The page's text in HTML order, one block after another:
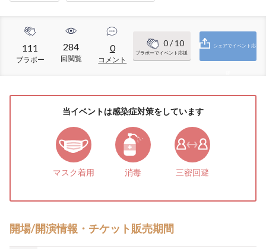
111
ブラボー
284
回閲覧
0
コメント
0/ 10
ブラボーでイベント応援
シェアでイベント応
当イベントは感染症対策をしています
マスク着用 消毒 三密回避
開場/開演情報・チケット販売期間